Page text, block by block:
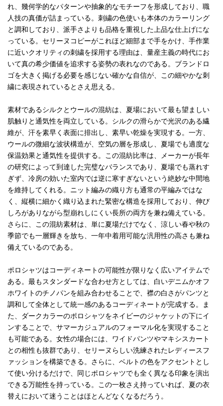
れ、幾何学的なパターンや抽象的なモチーフを形成しており、職
人技の真価が詰まっている。刺繍の色使いも本体のカラーリング
と調和しており、派手さよりも品格を重視した上品な仕上げにな
っている。セリーヌコピーがこれほど細部まで手をかけ、手作業
に近いクオリティの刺繍を採用する理由は、量産主義の時代にお
いて真の希少価値を追求する姿勢の表れなのである。ブランドロ
ゴを大きく掲げる必要を感じない確かな自信が、この細やかな刺
繍に表現されているとさえ思える。
素材であるシルクとウールの混紡は、夏場において最も望ましい
肌触りと通気性を両立している。シルクの滑らかで光沢のある繊
維が、汗を素早く表面に排出し、素早い乾燥を実現する。一方、
ウールの微細な波状構造が、空気の層を形成し、夏場でも適度な
保温効果と通気性を提供する。この混紡比率は、メーカーが長年
の研究によって到達した完璧なバランスであり、夏場でも蒸れす
ぎず、冷房の効いた室内では逆に寒すぎないという絶妙な中間地
を維持してくれる。ニット編みの織り方も通常の平編みではな
く、縦横に細かく織り込まれた緊密な構造を採用しており、伸び
しろがありながら型崩れしにくい長所の両方を兼ね備えている。
さらに、この混紡素材は、単に夏場だけでなく、涼しい春や秋の
季節でも一層輝きを放ち、一年中着用可能な汎用性の高さも兼ね
備えているのである。
ポロシャツはコーディネートの可能性が限りなく広いアイテムで
ある。最もスタンダードな合わせ方としては、白いデニムかオフ
ホワイトのチノパンを組み合わせることで、襟の白さがパンツと
調和して全体として統一感のあるコーディネートが完成する。ま
た、ダークカラーのポロシャツをネイビーのジャケットの下にイ
ンすることで、サマーカジュアルのフォーマル化を実現すること
も可能である。女性の場合には、ワイドパンツやマキシスカート
との相性も抜群であり、セリーヌらしい洗練されたレディースフ
ァッションを構築できる。さらに、ベルトの色をアクセントとし
て使い分けるだけで、同じポロシャツでも全く異なる印象を演出
できる万能性を持っている。この一枚さえ持っていれば、夏の衣
替えにおいて迷うことはほとんどなくなるだろう。